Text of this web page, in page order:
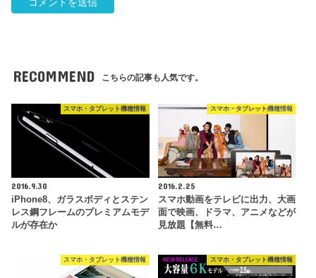
RECOMMEND こちらの記事も人気です。
スマホ・タブレット機種情報
2016.9.30
iPhone8、ガラスボディとステン
レス鋼フレームのプレミアムモデ
ルが存在か
スマホ・タブレット機種情報
2016.2.25
スマホ動画をテレビに出力、大画
面で映画、ドラマ、アニメなどが
見放題【無料…
スマホ・タブレット機種情報 スマホ・タブレット機種情報